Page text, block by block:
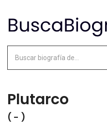
Plutarco
( - )